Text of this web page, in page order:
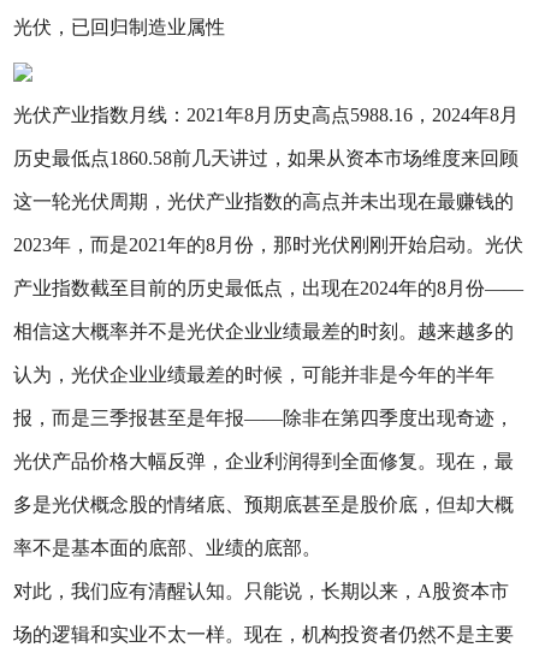
光伏，已回归制造业属性
光伏产业指数月线：2021年8月历史高点5988.16，2024年8月
历史最低点1860.58前几天讲过，如果从资本市场维度来回顾
这一轮光伏周期，光伏产业指数的高点并未出现在最赚钱的
2023年，而是2021年的8月份，那时光伏刚刚开始启动。光伏
产业指数截至目前的历史最低点，出现在2024年的8月份——
相信这大概率并不是光伏企业业绩最差的时刻。越来越多的
认为，光伏企业业绩最差的时候，可能并非是今年的半年
报，而是三季报甚至是年报——除非在第四季度出现奇迹，
光伏产品价格大幅反弹，企业利润得到全面修复。现在，最
多是光伏概念股的情绪底、预期底甚至是股价底，但却大概
率不是基本面的底部、业绩的底部。
对此，我们应有清醒认知。只能说，长期以来，A股资本市
场的逻辑和实业不太一样。现在，机构投资者仍然不是主要